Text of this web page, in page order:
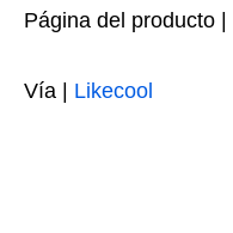
Página del producto |
Vía | Likecool